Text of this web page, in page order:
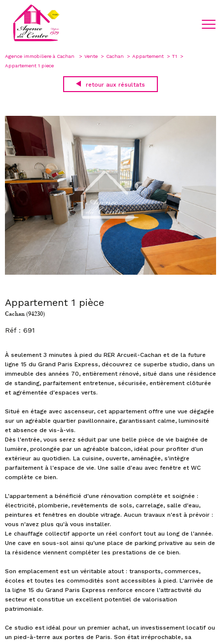
Agence immobiliere à Cachan Vente Cachan Appartement
T1
Appartement 1 piece
retour aux résultats
Appartement 1 pièce
Cachan (94230)
Réf : 691
À seulement 3 minutes à pied du RER Arcueil-Cachan et de la future
ligne 15 du Grand Paris Express, découvrez ce superbe studio, dans un
immeuble des années 70, entièrement rénové, situé dans une résidence
de standing, parfaitement entretenue, sécurisée, entièrement clôturée
et agrémentée d'espaces verts.
Situé en étage avec ascenseur, cet appartement offre une vue dégagée
sur un agréable quartier pavillonnaire, garantissant calme, luminosité
et absence de vis-à-vis.
Dès l'entrée, vous serez séduit par une belle pièce de vie baignée de
lumière, prolongée par un agréable balcon, idéal pour profiter d'un
extérieur au quotidien. La cuisine, ouverte, aménagée, s'intègre
parfaitement à l'espace de vie. Une salle d'eau avec fenêtre et WC
complète ce bien.
L'appartement a bénéficié d'une rénovation complète et soignée :
électricité, plomberie, revêtements de sols, carrelage, salle d'eau,
peintures et fenêtres en double vitrage. Aucun travaux n'est à prévoir :
vous n'avez plus qu'à vous installer.
Le chauffage collectif apporte un réel confort tout au long de l'année.
Une cave en sous-sol ainsi qu'une place de parking privative au sein de
la résidence viennent compléter les prestations de ce bien.
Son emplacement est un véritable atout : transports, commerces,
écoles et toutes les commodités sont accessibles à pied. L'arrivée de
la ligne 15 du Grand Paris Express renforce encore l'attractivité du
secteur et constitue un excellent potentiel de valorisation
patrimoniale.
Ce studio est idéal pour un premier achat, un investissement locatif ou
un pied-à-terre aux portes de Paris. Son état irréprochable, sa